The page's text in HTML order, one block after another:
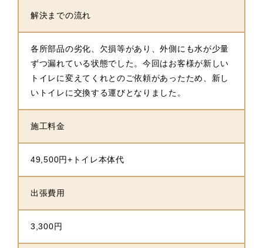
解決までの流れ
各所部品の劣化、欠損等があり、外側にも水が少量
ずつ漏れている状態でした。今回はお客様が新しい
トイレに変えてくれとのご依頼があったため、新し
いトイレに交換する運びとなりました。
施工料金
49,500円+トイレ本体代
出張費用
3,300円